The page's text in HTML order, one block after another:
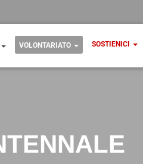
VOLONTARIATO SOSTIENICI